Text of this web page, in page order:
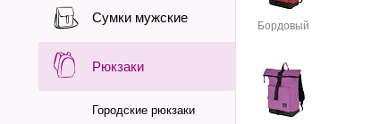
Сумки мужские
Рюкзаки
Городские рюкзаки
Бордовый